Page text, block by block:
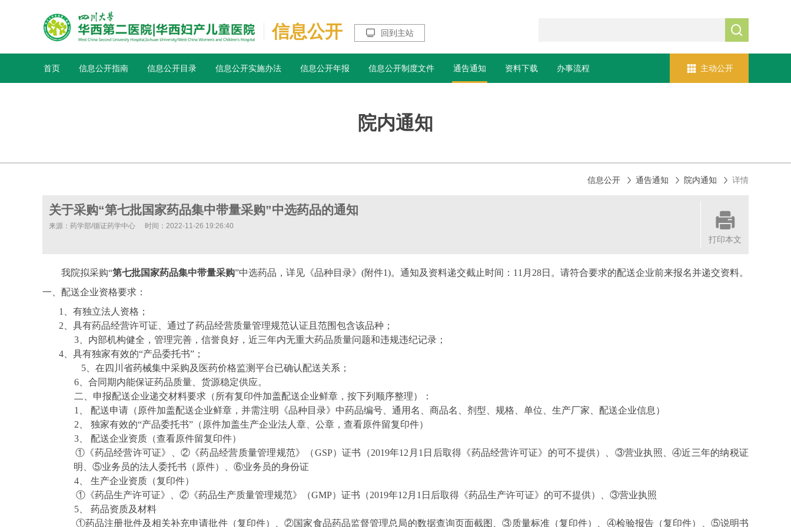
信息公开  回到主站 
首页 信息公开指南 信息公开目录 信息公开实施办法 信息公开年报 信息公开制度文件 通告通知 资料下载 办事流程  主动公开
院内通知
信息公开  通告通知  院内通知  详情
关于采购“第七批国家药品集中带量采购”中选药品的通知
来源：药学部/循证药学中心 时间：2022-11-26 19:26:40 
打印本文
我院拟采购“第七批国家药品集中带量采购”中选药品，详见《品种目录》 (附件1)。通知及资料递交截止时间： 11 月 28日。请符合要求的配送企业前来报名并递交资料。
一、配送企业资格要求：
1
、有独立法人资格；
2 、具有药品经营许可证、通过了药品经营质量管理规范认证且范围包含该品种；
3 、内部机构健全，管理完善，信誉良好，近三年内无重大药品质量问题和违规违纪记录；
4 、具有独家有效的“产品委托书”；
5 、在四川省药械集中采购及医药价格监测平台已确认配送关系；
6 、合同期内能保证药品质量、货源稳定供应。
二、申报配送企业递交材料要求（所有复印件加盖配送企业鲜章，按下列顺序整理）：
1
配送申请（原件加盖配送企业鲜章，并需注明《品种目录》中药品编号、通用名、商品名、剂型、规格、单位、生产厂家、配送企业信息）
2
独家有效的“产品委托书”（原件加盖生产企业法人章、公章，查看原件留复印件）
3
配送企业资质（查看原件留复印件）
①《药品经营许可证》、②《药品经营质量管理规范》（GSP）证书 （2019年12 月 1 日后取得《药品经营许可证》的可不提供）
、③营业执照、④近三年的纳税证
明、⑤业务员的法人委托书（原件）、⑥业务员的身份证
4
生产企业资质（复印件）
①《药品生产许可证》、②《药品生产质量管理规范》（GMP）证书 （2019年12 月 1 日后取得《药品生产许可证》的可不提供）
、③营业执照
5
药品资质及材料
①药品注册批件及相关补充申请批件（复印件）、②国家食品药品监督管理总局的数据查询页面截图、③质量标准（复印件）、④检验报告（复印件）、⑤说明书